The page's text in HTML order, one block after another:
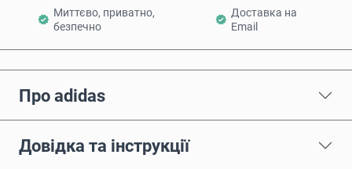
Миттєво, приватно,
безпечно
Доставка на
Email
Про adidas
Довідка та інструкції